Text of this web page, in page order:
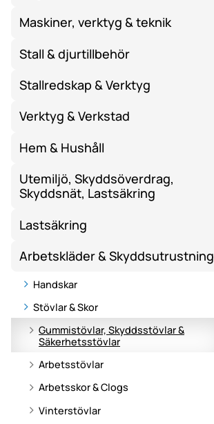
Maskiner, verktyg & teknik
Stall & djurtillbehör
Stallredskap & Verktyg
Verktyg & Verkstad
Hem & Hushåll
Utemiljö, Skyddsöverdrag,
Skyddsnät, Lastsäkring
Lastsäkring
Arbetskläder & Skyddsutrustning
Handskar
Stövlar & Skor
Gummistövlar, Skyddsstövlar &
Säkerhetsstövlar
Arbetsstövlar
Arbetsskor & Clogs
Vinterstövlar